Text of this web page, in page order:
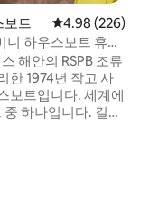
보트 평점 4.98점(5점
4.98 (226)
니 하우스보트 휴양
해안의 RSPB 조류
한 1974년 작고 사
보트입니다. 세계에
하나입니다. 길이